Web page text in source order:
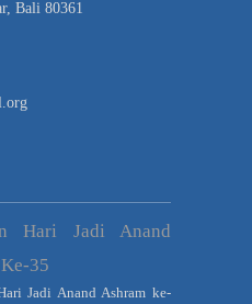
Bali 80361
Hari Jadi Anand
35
Jadi Anand Ashram ke-